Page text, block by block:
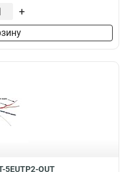
+
5EUTP2-OUT